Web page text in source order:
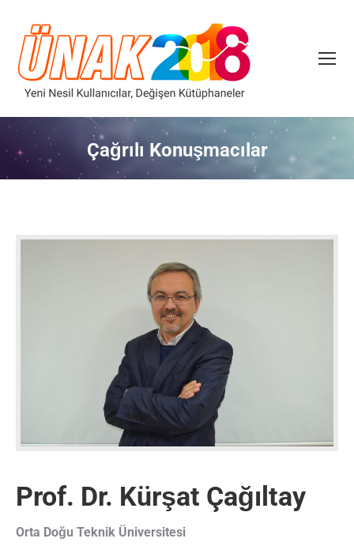
Çağrılı Konuşmacılar
Prof. Dr. Kürşat Çağıltay
Orta Doğu Teknik Üniversitesi